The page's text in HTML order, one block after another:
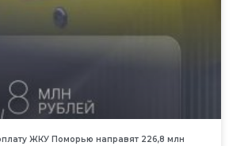
ЖКУ Поморью направят 226,8 млн